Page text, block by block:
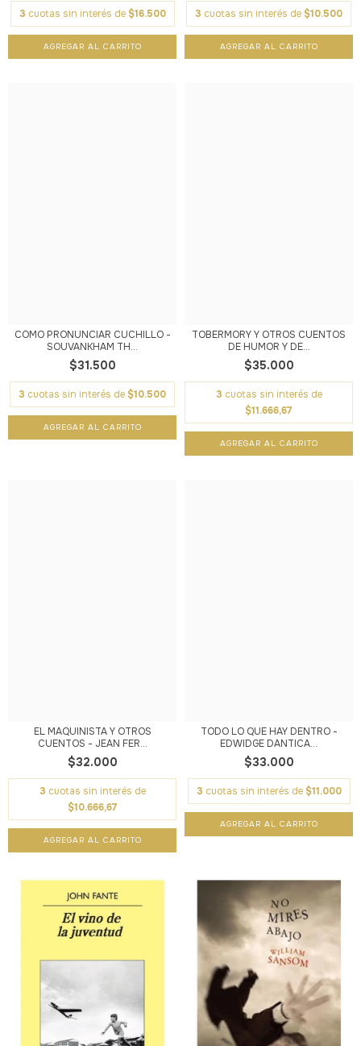
3 cuotas sin interés de $16.500 3 cuotas sin interés de $10.500
CÓMO PRONUNCIAR CUCHILLO -
SOUVANKHAM TH...
$31.500
3 cuotas sin interés de $10.500
TOBERMORY Y OTROS CUENTOS
DE HUMOR Y DE...
$35.000
3 cuotas sin interés de
$11.666,67
EL MAQUINISTA Y OTROS
CUENTOS - JEAN FER...
$32.000
3 cuotas sin interés de
$10.666,67
TODO LO QUE HAY DENTRO -
EDWIDGE DANTICA...
$33.000
3 cuotas sin interés de $11.000